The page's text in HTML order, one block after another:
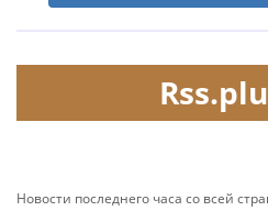
Новости последнего часа со всей